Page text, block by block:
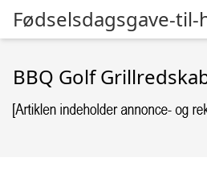
Fødselsdagsgave-til-
BBQ Golf